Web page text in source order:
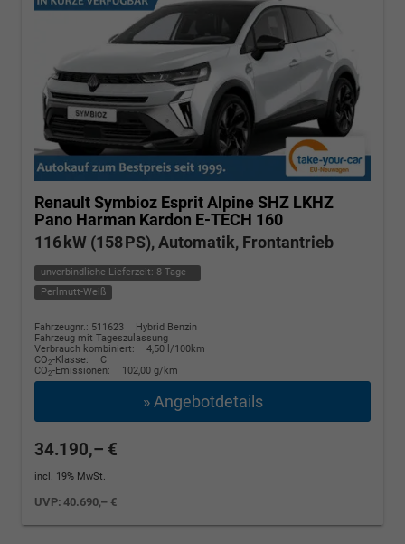
Renault Symbioz Esprit Alpine SHZ LKHZ
Pano Harman Kardon E-TECH 160
116 kW (158 PS), Automatik, Frontantrieb
unverbindliche Lieferzeit: 8 Tage
Perlmutt-Weiß
Fahrzeugnr.: 511623
Hybrid Benzin
Fahrzeug mit Tageszulassung
Verbrauch kombiniert:
4,50 l/100km
CO2-Klasse:
C
CO2-Emissionen: 102,00 g/km
» Angebotdetails
34.190,– €
incl. 19% MwSt.
UVP:40.690,– €